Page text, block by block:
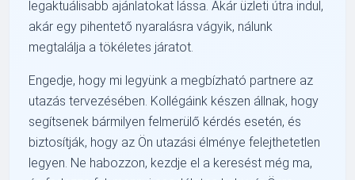
legaktuálisabb ajánlatokat lássa. Akár üzleti útra indul,
akár egy pihentető nyaralásra vágyik, nálunk
megtalálja a tökéletes járatot.
Engedje, hogy mi legyünk a megbízható partnere az
utazás tervezésében. Kollégáink készen állnak, hogy
segítsenek bármilyen felmerülő kérdés esetén, és
biztosítják, hogy az Ön utazási élménye felejthetetlen
legyen. Ne habozzon, kezdje el a keresést még ma,